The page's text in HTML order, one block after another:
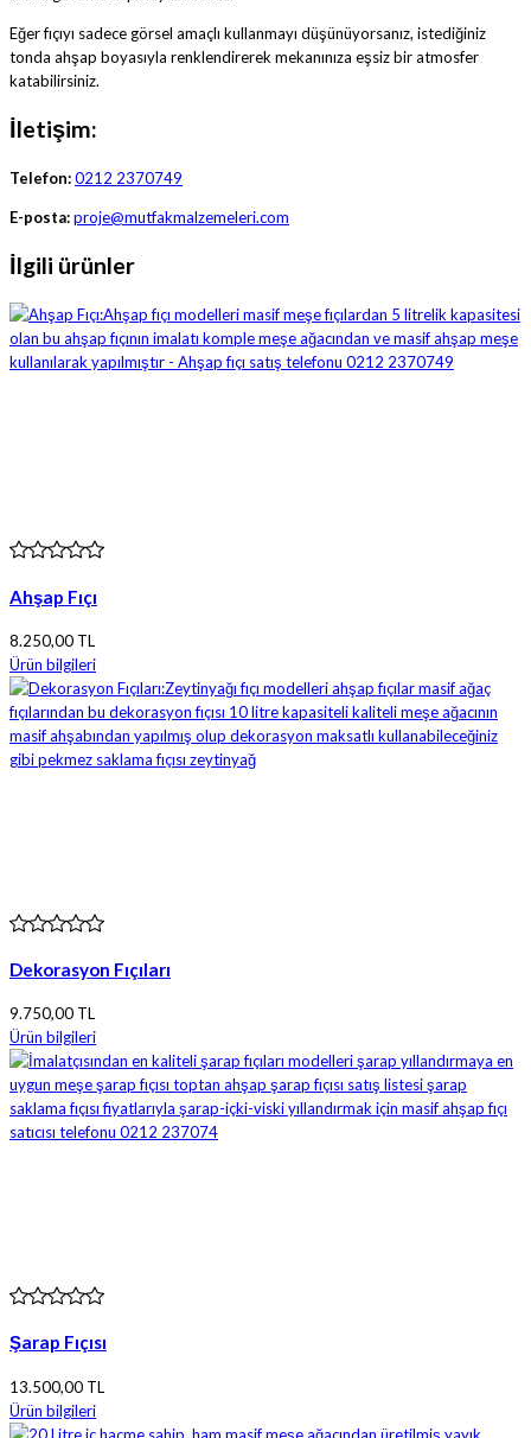
Eğer fıçıyı sadece görsel amaçlı kullanmayı düşünüyorsanız, istediğiniz
tonda ahşap boyasıyla renklendirerek mekanınıza eşsiz bir atmosfer
katabilirsiniz.
İletişim:
Telefon:0212 2370749
E-posta:proje@mutfakmalzemeleri.com
İlgili ürünler
Ahşap Fıçı
8.250,00 TL
Ürün bilgileri
Dekorasyon Fıçıları
9.750,00 TL
Ürün bilgileri
Şarap Fıçısı
13.500,00 TL
Ürün bilgileri